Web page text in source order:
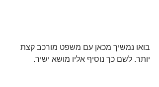
בואו נמשיך מכאן עם משפט מורכב קצת
יותר. לשם כך נוסיף אליו מושא ישיר.